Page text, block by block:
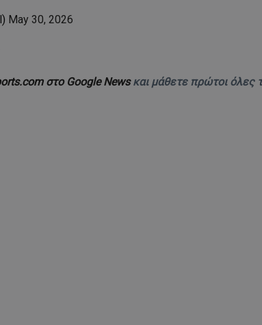
May 30, 2026
στο Google Newsκαι μάθετε πρώτοι όλες